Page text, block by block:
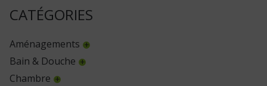
CATÉGORIES
Aménagements
Bain & Douche
Chambre